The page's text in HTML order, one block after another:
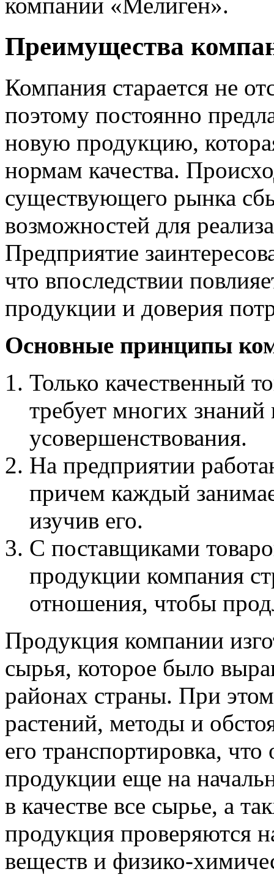
Преимущества
Компания старается не
поэтому постоянно
новую продукцию,
нормам качества.
существующего рынка
возможностей для
Предприятие
что впоследствии
продукции и доверия
Основные принципы
Только качественный
требует многих знаний
усовершенствования.
На предприятии
причем каждый
изучив его.
С поставщиками
продукции компания
отношения, чтобы
Продукция компании
сырья, которое было
районах страны. При
растений, методы и
его транспортировка, что
продукции еще на
в качестве все сырье, а
продукция проверяются
веществ и физико-